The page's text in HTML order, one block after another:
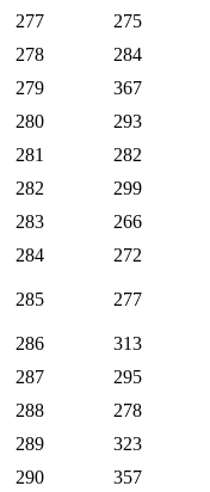
277
275
278
284
279
367
280
293
281
282
282
299
283
266
284
272
285 277
286 313
287
295
288
278
289
323
290
357